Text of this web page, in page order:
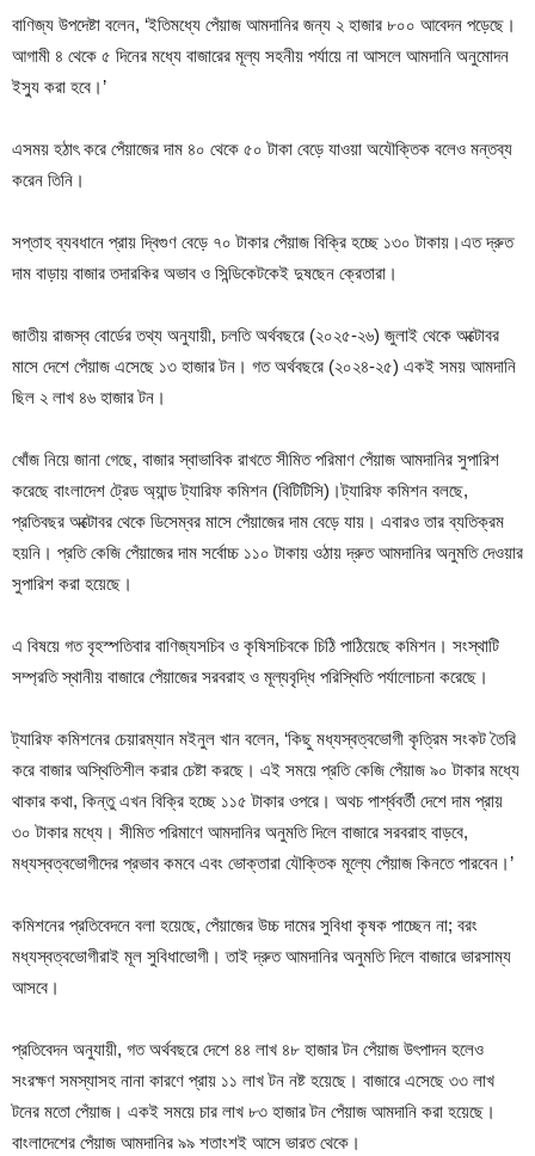
বাণিজ্য উপদেষ্টা বলেন, ‘ইতিমধ্যে পেঁয়াজ আমদানির জন্য ২ হাজার ৮০০ আবেদন পড়েছে।
আগামী ৪ থেকে ৫ দিনের মধ্যে বাজারের মূল্য সহনীয় পর্যায়ে না আসলে আমদানি অনুমোদন
ইস্যু করা হবে।’
এসময় হঠাৎ করে পেঁয়াজের দাম ৪০ থেকে ৫০ টাকা বেড়ে যাওয়া অযৌক্তিক বলেও মন্তব্য
করেন তিনি।
সপ্তাহ ব্যবধানে প্রায় দ্বিগুণ বেড়ে ৭০ টাকার পেঁয়াজ বিক্রি হচ্ছে ১৩০ টাকায়।এত দ্রুত
দাম বাড়ায় বাজার তদারকির অভাব ও সিন্ডিকেটকেই দুষছেন ক্রেতারা।
জাতীয় রাজস্ব বোর্ডের তথ্য অনুযায়ী, চলতি অর্থবছরে (২০২৫-২৬) জুলাই থেকে অক্টোবর
মাসে দেশে পেঁয়াজ এসেছে ১৩ হাজার টন। গত অর্থবছরে (২০২৪-২৫) একই সময় আমদানি
ছিল ২ লাখ ৪৬ হাজার টন।
খোঁজ নিয়ে জানা গেছে, বাজার স্বাভাবিক রাখতে সীমিত পরিমাণ পেঁয়াজ আমদানির সুপারিশ
করেছে বাংলাদেশ ট্রেড অ্যান্ড ট্যারিফ কমিশন (বিটিটিসি)।ট্যারিফ কমিশন বলছে,
প্রতিবছর অক্টোবর থেকে ডিসেম্বর মাসে পেঁয়াজের দাম বেড়ে যায়। এবারও তার ব্যতিক্রম
হয়নি। প্রতি কেজি পেঁয়াজের দাম সর্বোচ্চ ১১০ টাকায় ওঠায় দ্রুত আমদানির অনুমতি দেওয়ার
সুপারিশ করা হয়েছে।
এ বিষয়ে গত বৃহস্পতিবার বাণিজ্যসচিব ও কৃষিসচিবকে চিঠি পাঠিয়েছে কমিশন। সংস্থাটি
সম্প্রতি স্থানীয় বাজারে পেঁয়াজের সরবরাহ ও মূল্যবৃদ্ধি পরিস্থিতি পর্যালোচনা করেছে।
ট্যারিফ কমিশনের চেয়ারম্যান মইনুল খান বলেন, ‘কিছু মধ্যস্বত্বভোগী কৃত্রিম সংকট তৈরি
করে বাজার অস্থিতিশীল করার চেষ্টা করছে। এই সময়ে প্রতি কেজি পেঁয়াজ ৯০ টাকার মধ্যে
থাকার কথা, কিন্তু এখন বিক্রি হচ্ছে ১১৫ টাকার ওপরে। অথচ পার্শ্ববর্তী দেশে দাম প্রায়
৩০ টাকার মধ্যে। সীমিত পরিমাণে আমদানির অনুমতি দিলে বাজারে সরবরাহ বাড়বে,
মধ্যস্বত্বভোগীদের প্রভাব কমবে এবং ভোক্তারা যৌক্তিক মূল্যে পেঁয়াজ কিনতে পারবেন।’
কমিশনের প্রতিবেদনে বলা হয়েছে, পেঁয়াজের উচ্চ দামের সুবিধা কৃষক পাচ্ছেন না; বরং
মধ্যস্বত্বভোগীরাই মূল সুবিধাভোগী। তাই দ্রুত আমদানির অনুমতি দিলে বাজারে ভারসাম্য
আসবে।
প্রতিবেদন অনুযায়ী, গত অর্থবছরে দেশে ৪৪ লাখ ৪৮ হাজার টন পেঁয়াজ উৎপাদন হলেও
সংরক্ষণ সমস্যাসহ নানা কারণে প্রায় ১১ লাখ টন নষ্ট হয়েছে। বাজারে এসেছে ৩৩ লাখ
টনের মতো পেঁয়াজ। একই সময়ে চার লাখ ৮৩ হাজার টন পেঁয়াজ আমদানি করা হয়েছে।
বাংলাদেশের পেঁয়াজ আমদানির ৯৯ শতাংশই আসে ভারত থেকে।